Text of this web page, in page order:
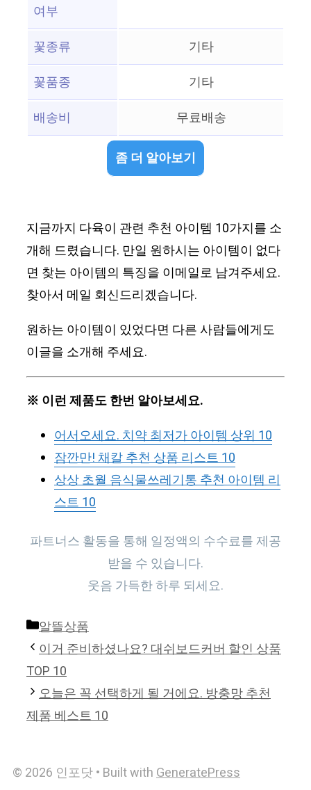
여부
꽃종류
기타
꽃품종
기타
배송비
무료배송
좀 더 알아보기
지금까지 다육이 관련 추천 아이템 10가지를 소
개해 드렸습니다. 만일 원하시는 아이템이 없다
면 찾는 아이템의 특징을 이메일로 남겨주세요.
찾아서 메일 회신드리겠습니다.
원하는 아이템이 있었다면 다른 사람들에게도
이글을 소개해 주세요.
※ 이런 제품도 한번 알아보세요.
어서오세요. 치약 최저가 아이템 상위 10
잠깐만! 채칼 추천 상품 리스트 10
상상 초월 음식물쓰레기통 추천 아이템 리
스트 10
파트너스 활동을 통해 일정액의 수수료를 제공
받을 수 있습니다.
웃음 가득한 하루 되세요.
Categories
알뜰상품
이거 준비하셨나요? 대쉬보드커버 할인 상품
TOP 10
오늘은 꼭 선택하게 될 거에요. 방충망 추천
제품 베스트 10
© 2026 인포닷• Built withGeneratePress